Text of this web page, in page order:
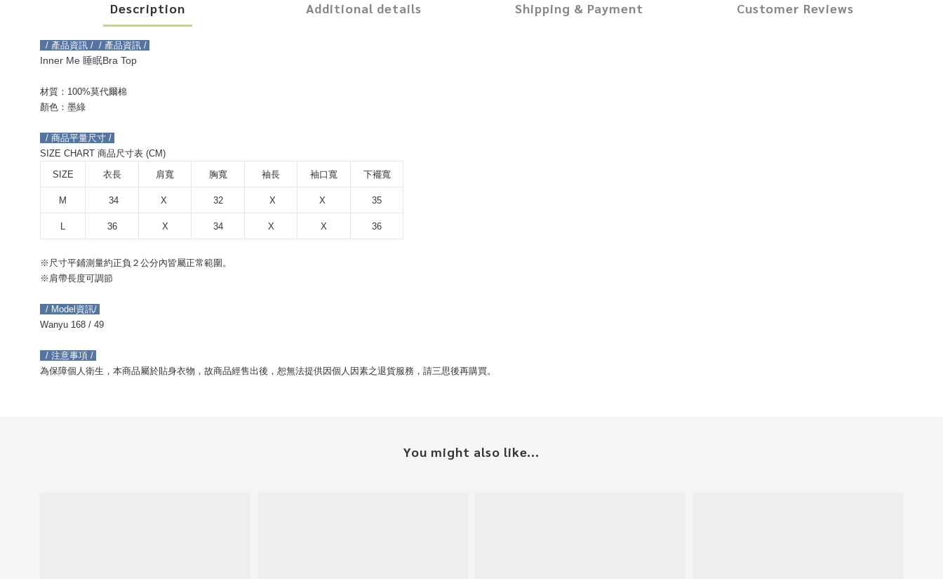
Description Additional details Shipping & Payment Customer Reviews
/ 產品資訊 / / 產品資訊 /
Inner Me 睡眠Bra Top
材質：100%莫代爾棉
顏色：墨綠
/ 商品平量尺寸 /
SIZE CHART 商品尺寸表 (CM)
SIZE
衣長 肩寬 胸寬 袖長 袖口寬 下襬寬
M 34 X 32 X X 35
L 36 X 34 X X
36
※尺寸平鋪測量約正負２公分內皆屬正常範圍。
※肩帶長度可調節
/ Model資訊/
Wanyu 168 / 49
/ 注意事項 /
為保障個人衛生，本商品屬於貼身衣物，故商品經售出後，恕無法提供因個人因素之退貨服務，請三思後再購買。
You might also like...